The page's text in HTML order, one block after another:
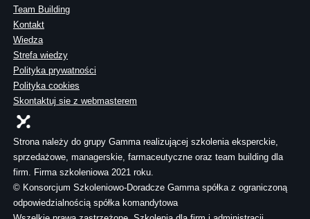
Team Building
Kontakt
Wiedza
Strefa wiedzy
Polityka prywatności
Polityka cookies
Skontaktuj sie z webmasterem
Strona należy do grupy Gamma realizującej szkolenia eksperckie,
sprzedażowe, managerskie, farmaceutyczne oraz team building dla
firm. Firma szkoleniowa 2021 roku.
© Konsorcjum Szkoleniowo-Doradcze Gamma spółka z ograniczoną
odpowiedzialnością spółka komandytowa